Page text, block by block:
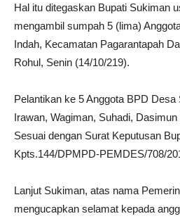
Hal itu ditegaskan Bupati Sukiman
mengambil sumpah 5 (lima)
Indah, Kecamatan Pagarantapah
Rohul, Senin (14/10/219).
Pelantikan ke 5 Anggota BPD Desa
Irawan, Wagiman, Suhadi,
Sesuai dengan Surat Keputusan
Kpts.144/DPMPD-PEMDES/708/
Lanjut Sukiman, atas nama
mengucapkan selamat kepada